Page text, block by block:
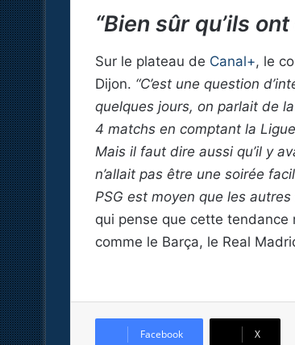
“Bien sûr qu’ils
Sur le plateau de Canal+, le
Dijon. “C’est une question
quelques jours, on parlait de
4 matchs en comptant la
Mais il faut dire aussi qu’il y
n’allait pas être une soirée
PSG est moyen que les
qui pense que cette tendance
comme le Barça, le Real
Facebook X